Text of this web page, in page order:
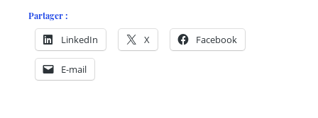
Partager :
LinkedIn X Facebook
E-mail